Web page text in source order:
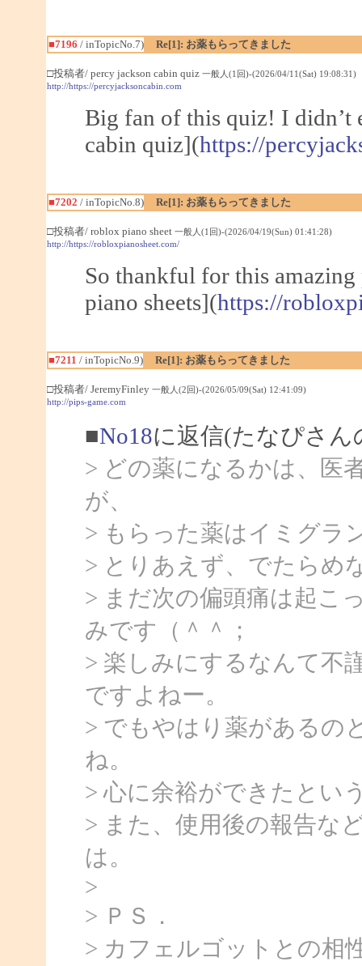
■7196 / inTopicNo.7) Re[1]: お薬もらってきました
□投稿者/ percy jackson cabin quiz 一般人(1回)-(2026/04/11(Sat) 19:08:31)
http://https://percyjacksoncabin.com
Big fan of this quiz! I didn’t
cabin quiz](https://
■7202 / inTopicNo.8) Re[1]: お薬もらってきました
□投稿者/ roblox piano sheet 一般人(1回)-(2026/04/19(Sun) 01:41:28)
http://https://robloxpianosheet.com/
So thankful for this
piano sheets](https://
■7211 / inTopicNo.9) Re[1]: お薬もらってきました
□投稿者/ JeremyFinley 一般人(2回)-(2026/05/09(Sat) 12:41:09)
http://pips-game.com
■No18に返信(たなぴさん
> どの薬になるかは、医
が、
> もらった薬はイミグラ
> とりあえず、でたらめ
> まだ次の偏頭痛は起こ
みです（＾＾；
> 楽しみにするなんて不
ですよねー。
> でもやはり薬があるの
ね。
> 心に余裕ができたとい
> また、使用後の報告な
は。
>
> ＰＳ．
> カフェルゴットとの相